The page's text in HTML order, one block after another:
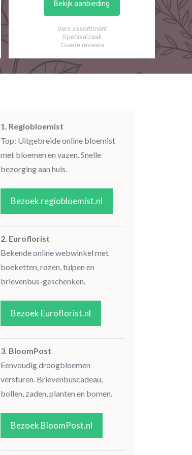
Bekijk aanbieding
Vers assortiment
Speciaalzaak
Goede reviews
1. Regiobloemist
Top: Uitgebreide online bloemist
met bloemen en vazen. Snelle
bezorging aan huis.
Bezoek regiobloemist.nl
2. Euroflorist
Bekende online webwinkel met
boeketten, rozen, tulpen en
brievenbus-geschenken.
Bezoek Euroflorist.nl
3. BloomPost
Eenvoudig droogbloemen
versturen. Brievenbuscadeau,
bollen, zaden, planten en bomen.
Bezoek BloomPost.nl